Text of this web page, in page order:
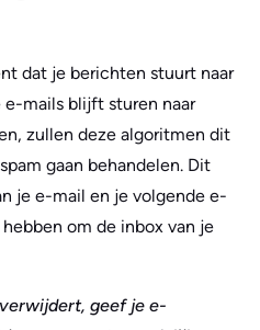
dat je berichten stuurt naar
e-mails blijft sturen naar
zullen deze algoritmen dit
gaan behandelen. Dit
je e-mail en je volgende e-
om de inbox van je
geef je e-